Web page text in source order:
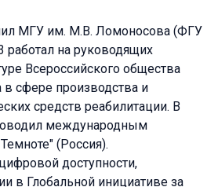
МГУ им. М.В. Ломоносова (ФГУ
работал на руководящих
Всероссийского общества
в сфере производства и
средств реабилитации. В
международным
(Россия).
доступности,
в Глобальной инициативе за